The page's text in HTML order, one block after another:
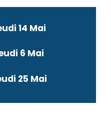
14 Mai
6 Mai
25 Mai